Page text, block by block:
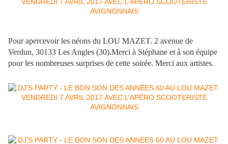
Pour apercevoir les néons du LOU MAZET. 2 avenue de
Verdun, 30133 Les Angles (30).Merci à Stéphane et à son équipe
pour les nombreuses surprises de cette soirée. Merci aux artistes.